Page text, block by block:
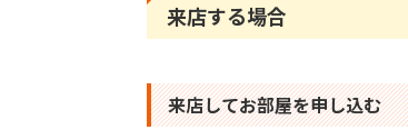
来店する場合
来店してお部屋を申し込む